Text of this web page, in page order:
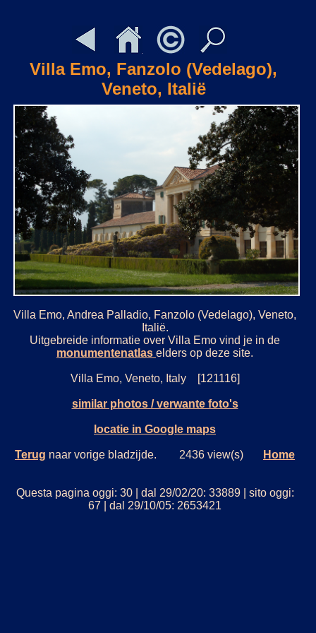
Villa Emo, Fanzolo (Vedelago),
Veneto, Italië
Villa Emo, Andrea Palladio, Fanzolo (Vedelago), Veneto,
Italië.
Uitgebreide informatie over Villa Emo vind je in de
monumentenatlas elders op deze site.
Villa Emo, Veneto, Italy [121116]
similar photos / verwante foto's
locatie in Google maps
Terug naar vorige bladzijde. 2436 view(s) Home
Questa pagina oggi: 30 | dal 29/02/20: 33889 | sito oggi:
67 | dal 29/10/05: 2653421